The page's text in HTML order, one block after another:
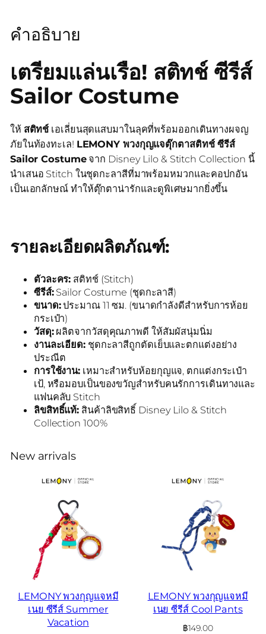
คำอธิบาย
เตรียมแล่นเรือ! สติทช์ ซีรีส์
Sailor Costume
ให้ สติทช์ เอเลี่ยนสุดแสบมาในลุคที่พร้อมออกเดินทางผจญ
ภัยในท้องทะเล! LEMONY พวงกุญแจตุ๊กตาสติทช์ ซีรีส์
Sailor Costumeจาก Disney Lilo & Stitch Collection นี้
นำเสนอ Stitch ในชุดกะลาสีที่มาพร้อมหมวกและคอปกอัน
เป็นเอกลักษณ์ ทำให้ตุ๊กตาน่ารักและดูพิเศษมากยิ่งขึ้น
รายละเอียดผลิตภัณฑ์:
ตัวละคร: สติทช์ (Stitch)
ซีรีส์:Sailor Costume (ชุดกะลาสี)
ขนาด:ประมาณ 11 ซม. (ขนาดกำลังดีสำหรับการห้อย
กระเป๋า)
วัสดุ:ผลิตจากวัสดุคุณภาพดี ให้สัมผัสนุ่มนิ่ม
งานละเอียด:ชุดกะลาสีถูกตัดเย็บและตกแต่งอย่าง
ประณีต
การใช้งาน: เหมาะสำหรับห้อยกุญแจ, ตกแต่งกระเป๋า
เป้, หรือมอบเป็นของขวัญสำหรับคนรักการเดินทางและ
แฟนคลับ Stitch
ลิขสิทธิ์แท้: สินค้าลิขสิทธิ์ Disney Lilo & Stitch
Collection 100%
New arrivals
LEMONY พวงกุญแจหมี
เนย ซีรีส์ Summer
Vacation
LEMONY พวงกุญแจหมี
เนย ซีรีส์ Cool Pants
฿149.00